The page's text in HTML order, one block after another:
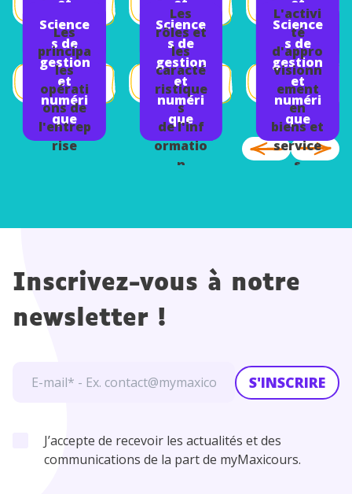
numéri
que
l'entrep
rise
Science
s de
gestion
et
numéri
que
Les
principa
les
opérati
ons de
l'entrep
rise
numéri
que
de
l'entrep
rise
Science
s de
gestion
et
numéri
que
Les
rôles et
les
caracté
ristique
s
de l'inf
ormatio
n
numéri
que
ires de
l'entrep
rise
Science
s de
gestion
et
numéri
que
L'activi
té
d'appro
visionn
ement
en
biens et
service
s
Inscrivez-vous à notre
newsletter !
S'INSCRIRE
J’accepte de recevoir les actualités et des
communications de la part de myMaxicours.